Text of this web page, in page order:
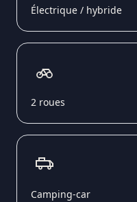
Électrique / hybride
2 roues
Camping-car